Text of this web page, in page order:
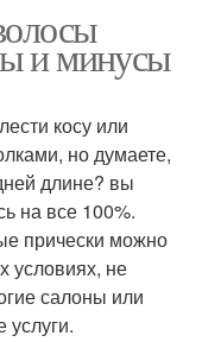
и минусы
косу или
но думаете,
длине? вы
на все 100%.
прически можно
условиях, не
салоны или